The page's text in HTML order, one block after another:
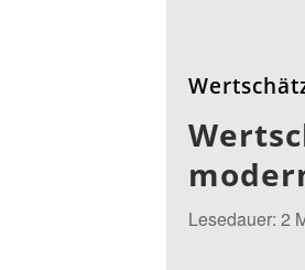
Lesedauer: 2